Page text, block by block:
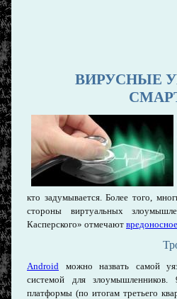
ВИРУСНЫЕ
кто задумывается. Более того,
стороны виртуальных
Касперского» отмечают
Android можно назвать самой
системой для
платформы (по итогам третьего